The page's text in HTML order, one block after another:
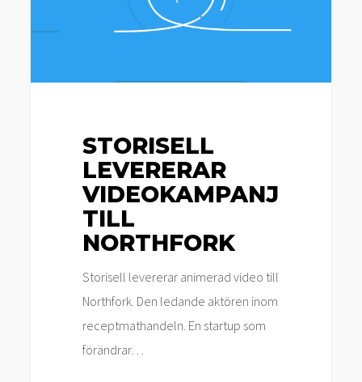
STORISELL
LEVERERAR
VIDEOKAMPANJ
TILL
NORTHFORK
Storisell levererar animerad video till
Northfork. Den ledande aktören inom
receptmathandeln. En startup som
förändrar…